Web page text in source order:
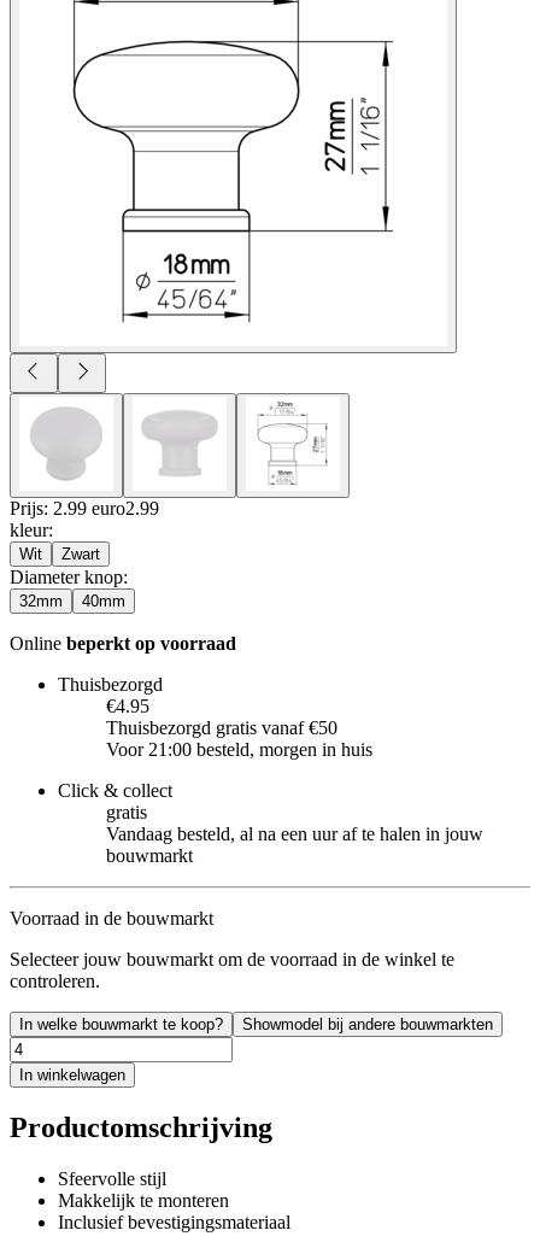
Prijs: 2.99 euro2.99
kleur:
Wit Zwart
Diameter knop:
32mm 40mm
Online beperkt op voorraad
Thuisbezorgd
€4.95
Thuisbezorgd gratis vanaf €50
Voor 21:00 besteld, morgen in huis
Click & collect
gratis
Vandaag besteld, al na een uur af te halen in jouw
bouwmarkt
Voorraad in de bouwmarkt
Selecteer jouw bouwmarkt om de voorraad in de winkel te
controleren.
In welke bouwmarkt te koop? Showmodel bij andere bouwmarkten
In winkelwagen
Productomschrijving
Sfeervolle stijl
Makkelijk te monteren
Inclusief bevestigingsmateriaal